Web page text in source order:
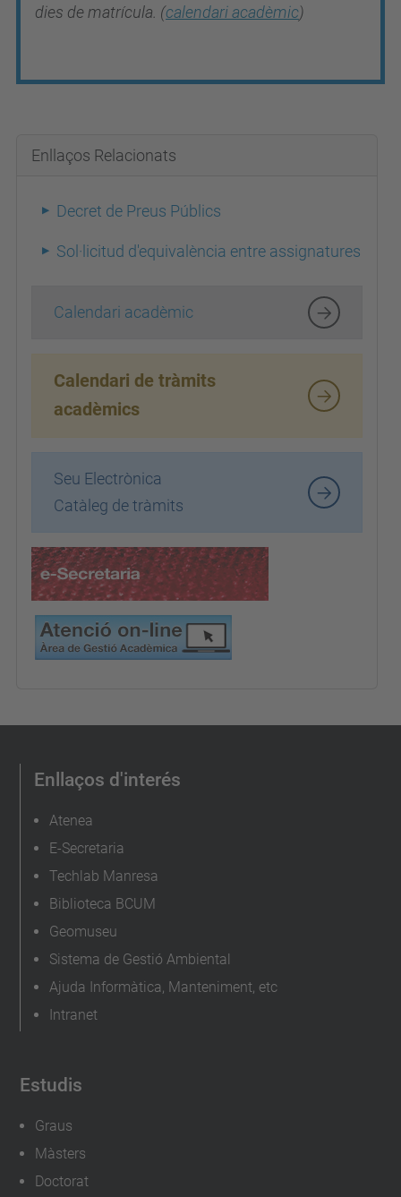
dies de matrícula. (calendari acadèmic)
Enllaços Relacionats
Decret de Preus Públics
Sol·licitud d'equivalència entre assignatures
Calendari acadèmic
Calendari de tràmits
acadèmics
Seu Electrònica
Catàleg de tràmits
Estudis
Graus
Màsters
Doctorat
Enllaços d'interés
Atenea
E-Secretaria
Techlab Manresa
Biblioteca BCUM
Geomuseu
Sistema de Gestió Ambiental
Ajuda Informàtica, Manteniment, etc
Intranet